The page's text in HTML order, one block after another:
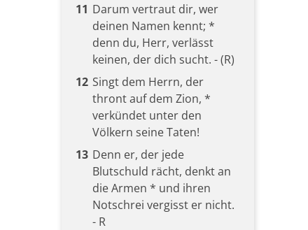
11 Darum vertraut dir, wer
deinen Namen kennt; *
denn du, Herr, verlässt
keinen, der dich sucht. - (R)
12 Singt dem Herrn, der
thront auf dem Zion, *
verkündet unter den
Völkern seine Taten!
13 Denn er, der jede
Blutschuld rächt, denkt an
die Armen * und ihren
Notschrei vergisst er nicht.
- R